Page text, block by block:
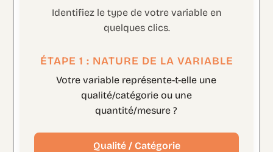
Identifiez le type de votre variable en
quelques clics.
ÉTAPE 1 : NATURE DE LA VARIABLE
Votre variable représente-t-elle une
qualité/catégorie ou une
quantité/mesure ?
Qualité / Catégorie